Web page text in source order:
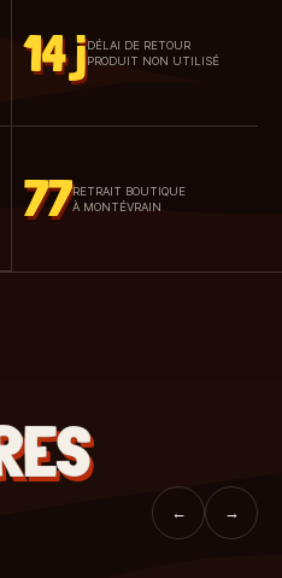
14 jDÉLAI DE RETOUR
PRODUIT NON UTILISÉ
77RETRAIT BOUTIQUE
À MONTÉVRAIN
← →